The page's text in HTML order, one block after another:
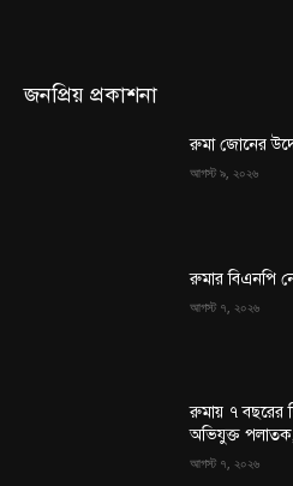
জনপ্রিয় প্রকাশনা
রুমা জোনের
আগস্ট ৯, ২০২৬
রুমার বিএনপি
আগস্ট ৭, ২০২৬
রুমায় ৭ বছরের
অভিযুক্ত পলাতক,
আগস্ট ৭, ২০২৬